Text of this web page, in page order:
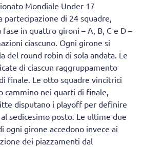
Mondiale Under 17
di 24 squadre,
in quattro gironi – A, B, C e D –
ciascuno. Ogni girone si
del round robin di sola andata. Le
di ciascun raggruppamento
finale. Le otto squadre vincitrici
cammino nei quarti di finale,
disputano i playoff per definire
sedicesimo posto. Le ultime due
ogni girone accedono invece ai
dei piazzamenti dal